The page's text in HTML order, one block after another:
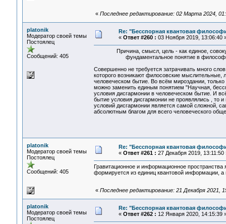
« Последнее редактирование: 02 Марта 2024,
platonik
Модератор своей темы
Постоялец
Сообщений: 405
Re: "Бесспорная квантовая
« Ответ #260 : 03 Ноября 2019, 13:06:40
Причина, смысл, цель - как единое,
фундаментальное понятие в
Совершенно не требуется затрачивать много
которого возникают филосовские мыслительные,
человеческом бытие. Во всём мироздании,
можно заменить единым понятием "Научная,
условия дисгармонии в человеческом бытие. И
бытие условия дисгармонии не проявлялись , то
условий дисгармонии является самой сложной,
абсолютным благом для всего человеческого
platonik
Модератор своей темы
Постоялец
Сообщений: 405
Re: "Бесспорная квантовая
« Ответ #261 : 27 Декабря 2019, 13:11:50
Гравитационное и информационное
формируется из единиц квантовой информации, а
« Последнее редактирование: 21 Декабря 2021,
platonik
Модератор своей темы
Постоялец
Re: "Бесспорная квантовая
« Ответ #262 : 12 Января 2020, 14:15:39